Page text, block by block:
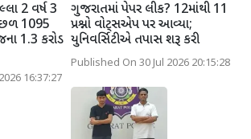
2 વર્ષ 3
1095
1.3 કરોડ
16:37:27
ગુજરાતમાં પેપર લીક? 12માંથી 11
પ્રશ્નો વોટ્સએપ પર આવ્યા;
યુનિવર્સિટીએ તપાસ શરૂ કરી
Published On 30 Jul 2026 20:15:28